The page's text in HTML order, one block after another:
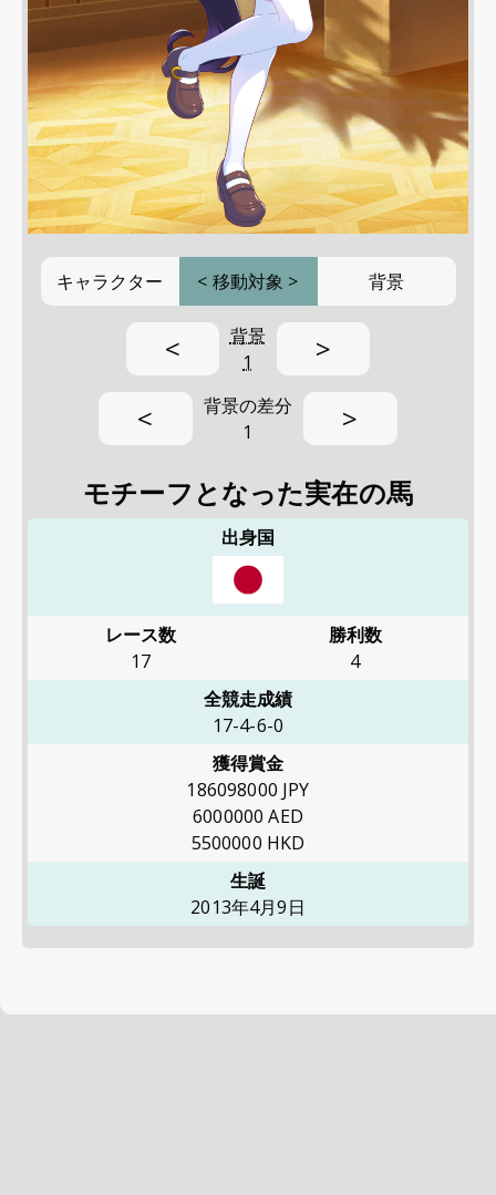
キャラクター < 移動対象 > 背景
<
背景
1
>
<
背景の差分
1
>
モチーフとなった実在の馬
出身国
レース数
17
勝利数
4
全競走成績
17-4-6-0
獲得賞金
186098000 JPY
6000000 AED
5500000 HKD
生誕
2013年4月9日